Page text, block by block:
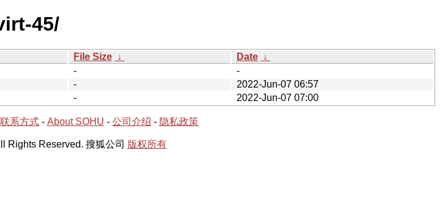
45/
File Size ↓ Date ↓
-
-
-
2022-Jun-07 06:57
- 2022-Jun-07 07:00
联系方式- About SOHU - 公司介绍 - 隐私政策
Rights Reserved. 搜狐公司 版权所有